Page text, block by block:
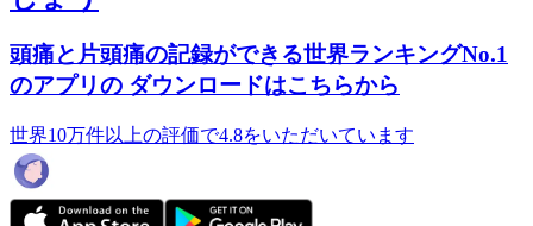
頭痛と片頭痛の記録ができる世界ランキングNo.1
のアプリの ダウンロードはこちらから
世界10万件以上の評価で4.8をいただいています